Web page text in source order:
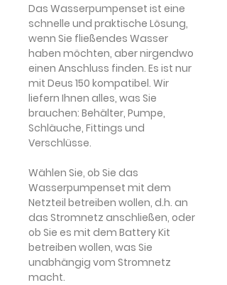
Das Wasserpumpenset ist eine
schnelle und praktische Lösung,
wenn Sie fließendes Wasser
haben möchten, aber nirgendwo
einen Anschluss finden. Es ist nur
mit Deus 150 kompatibel. Wir
liefern Ihnen alles, was Sie
brauchen: Behälter, Pumpe,
Schläuche, Fittings und
Verschlüsse.
Wählen Sie, ob Sie das
Wasserpumpenset mit dem
Netzteil betreiben wollen, d.h. an
das Stromnetz anschließen, oder
ob Sie es mit dem Battery Kit
betreiben wollen, was Sie
unabhängig vom Stromnetz
macht.